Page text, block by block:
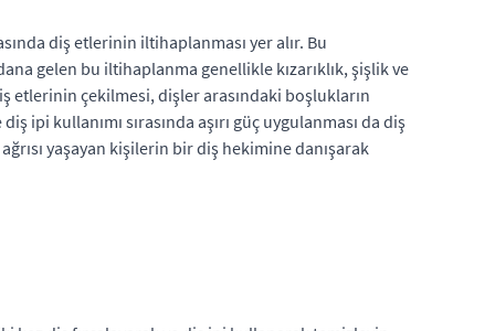
diş etlerinin iltihaplanması yer alır. Bu
gelen bu iltihaplanma genellikle kızarıklık, şişlik ve
etlerinin çekilmesi, dişler arasındaki boşlukların
ipi kullanımı sırasında aşırı güç uygulanması da diş
yaşayan kişilerin bir diş hekimine danışarak